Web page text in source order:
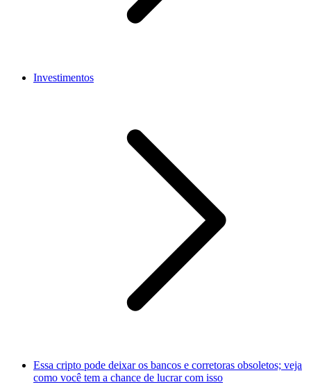
Investimentos
Essa cripto pode deixar os bancos e corretoras obsoletos; veja
como você tem a chance de lucrar com isso